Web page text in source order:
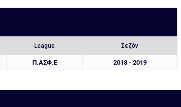
League Σεζόν
Π.ΑΣΦ.Ε 2018 - 2019